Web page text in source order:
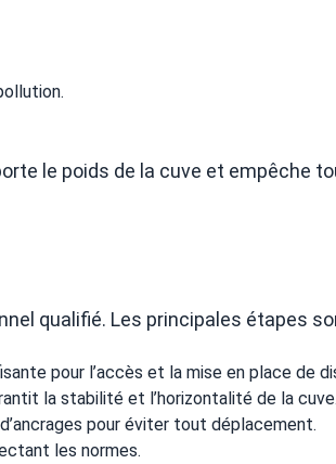
le poids de la cuve et empêche
qualifié. Les principales étapes
pour l’accès et la mise en place de
la stabilité et l’horizontalité de la cuve.
pour éviter tout déplacement.
les normes.